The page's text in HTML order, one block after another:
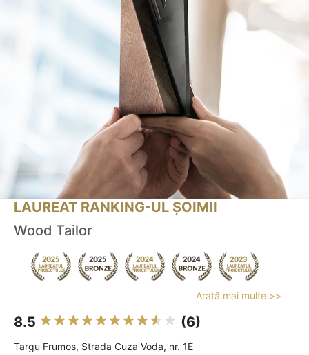
LAUREAT RANKING-UL ȘOIMII
Wood Tailor
Arată mai multe >>
8.5 (6)
Targu Frumos, Strada Cuza Voda, nr. 1E